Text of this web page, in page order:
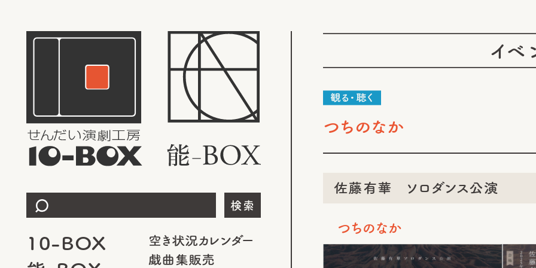
検索
10-BOX
空き状況カレンダー
戯曲集販売
イベ
観る・聴く
つちのなか
佐藤有華 ソロダンス公演
つちのなか